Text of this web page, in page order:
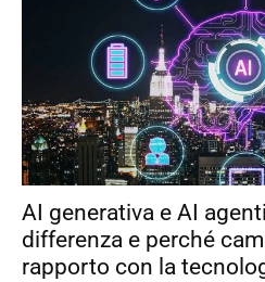
AI generativa e AI
differenza e perché
rapporto con la